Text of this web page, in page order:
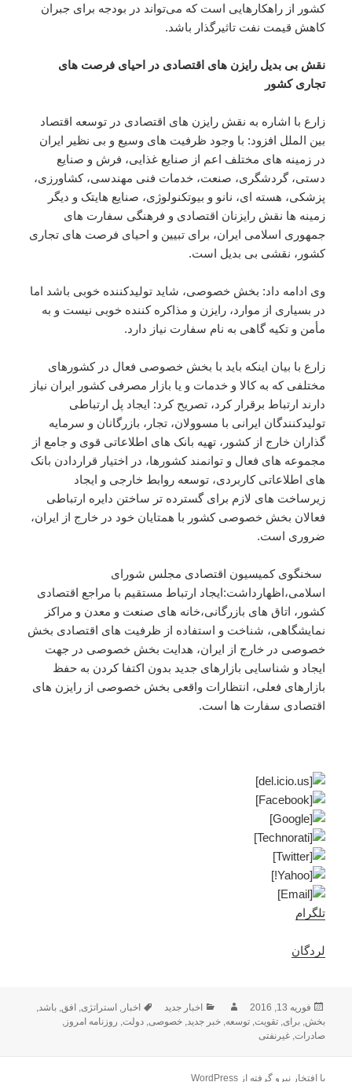
کشور از راهکارهایی است که می‌تواند در بودجه برای جبران
کاهش قیمت نفت تاثیرگذار باشد.
نقش بی بدیل رایزن های اقتصادی در احیای فرصت های
تجاری کشور
زارع با اشاره به نقش رایزن های اقتصادی در توسعه اقتصاد
بین الملل افزود: با وجود ظرفیت های وسیع و بی نظیر ایران
در زمینه های مختلف اعم از صنایع غذایی، فرش و صنایع
دستی، گردشگری، صنعت، خدمات فنی مهندسی، کشاورزی،
پزشکی، هسته ای، نانو و بیوتکنولوژی، صنایع هایتک و دیگر
زمینه ها نقش رایزنان اقتصادی و فرهنگی سفارت های
جمهوری اسلامی ایران، برای تبیین و احیای فرصت های تجاری
کشور، نقشی بی بدیل است.
وی ادامه داد: بخش خصوصی، شاید تولیدکننده خوبی باشد اما
در بسیاری از موارد، رایزن و مذاکره کننده خوبی نیست و به
مأمن و تکیه گاهی به نام سفارت نیاز دارد.
زارع با بیان اینکه باید با بخش خصوصی فعال در کشورهای
مختلفی که به کالا و خدمات و یا بازار مصرفی کشور ایران نیاز
دارند ارتباط برقرار کرد، تصریح کرد: ایجاد پل ارتباطی
تولیدکنندگان ایرانی با مسوولان، تجار، بازرگانان و سرمایه
گذاران خارج از کشور، تهیه بانک های اطلاعاتی قوی و جامع از
مجموعه های فعال و توانمند کشورها، در اختیار قراردادن بانک
های اطلاعاتی کاربردی، توسعه روابط خارجی و ایجاد
زیرساخت های لازم برای گسترده تر ساختن دایره ارتباطی
فعالان بخش خصوصی کشور با همتایان خود در خارج از ایران،
ضروری است.
سخنگوی کمیسیون اقتصادی مجلس شورای
اسلامی،اظهارداشت:ایجاد ارتباط مستقیم با مراجع اقتصادی
کشور، اتاق های بازرگانی،خانه های صنعت و معدن و مراکز
نمایشگاهی، شناخت و استفاده از ظرفیت های اقتصادی بخش
خصوصی در خارج از ایران، هدایت بخش خصوصی در جهت
ایجاد و شناسایی بازارهای جدید بدون اکتفا کردن به حفظ
بازارهای فعلی، انتظارات واقعی بخش خصوصی از رایزن های
اقتصادی سفارت ها است.
تلگرام
لردگان
ارسال
شده
در
فوریه 13, 2016 نویسندهدسته‌ها
اخبار جدید برچسب‌ها
اخبار, استراتژی, افق,باشد,
بخش,برای,تقویت,توسعه,خبر جدید,خصوصی,دولت, روزنامه امروز,
صادرات,غیرنفتی
با افتخار نیرو گرفته از WordPress